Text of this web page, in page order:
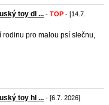
toy dl ... - TOP - [14.7.
rodinu pro malou psí slečnu,
toy hl ... - [6.7. 2026]